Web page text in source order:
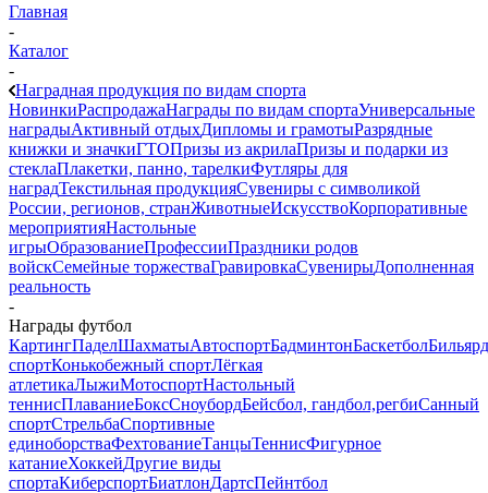
Главная
-
Каталог
-
Наградная продукция по видам спорта
НовинкиРаспродажаНаграды по видам спортаУниверсальные
наградыАктивный отдыхДипломы и грамотыРазрядные
книжки и значкиГТОПризы из акрилаПризы и подарки из
стеклаПлакетки, панно, тарелкиФутляры для
наградТекстильная продукцияСувениры с символикой
России, регионов, странЖивотныеИскусствоКорпоративные
мероприятияНастольные
игрыОбразованиеПрофессииПраздники родов
войскСемейные торжестваГравировкаСувенирыДополненная
реальность
-
Награды футбол
КартингПаделШахматыАвтоспортБадминтонБаскетболБильярд
спортКонькобежный спортЛёгкая
атлетикаЛыжиМотоспортНастольный
теннисПлаваниеБоксСноубордБейсбол, гандбол,регбиСанный
спортСтрельбаСпортивные
единоборстваФехтованиеТанцыТеннисФигурное
катаниеХоккейДругие виды
спортаКиберспортБиатлонДартсПейнтбол